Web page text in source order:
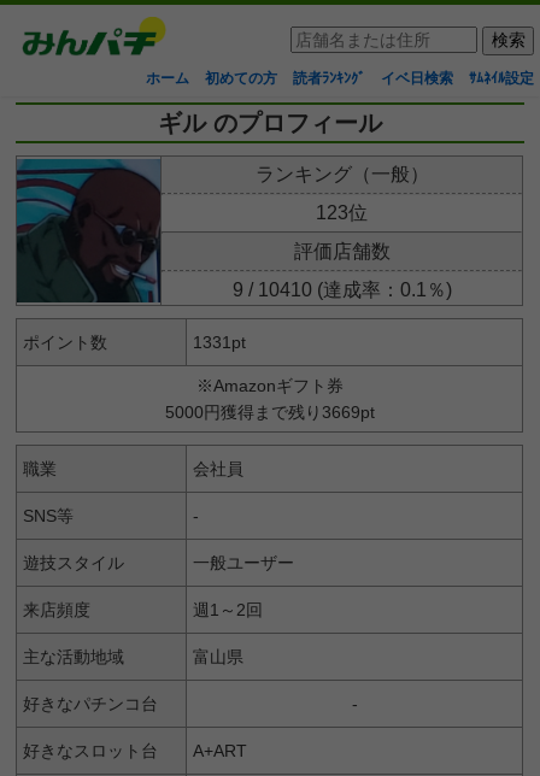
ホーム 初めての方 読者ﾗﾝｷﾝｸﾞ イベ日検索 ｻﾑﾈｲﾙ設定
ギル のプロフィール
ランキング（一般）
123位
評価店舗数
9 / 10410 (達成率：0.1％)
ポイント数 1331pt
※Amazonギフト券
5000円獲得まで残り3669pt
職業 会社員
SNS等 -
遊技スタイル 一般ユーザー
来店頻度 週1～2回
主な活動地域 富山県
好きなパチンコ台 -
好きなスロット台 A+ART